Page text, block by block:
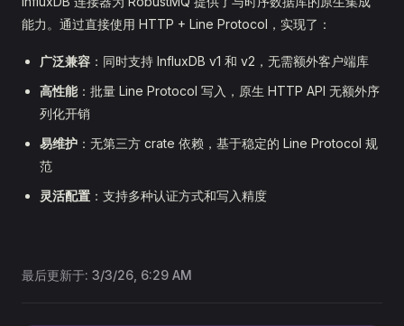
能力。通过直接使用 HTTP + Line Protocol，实现了：
广泛兼容 ：同时支持 InfluxDB v1 和 v2，无需额外客户端库
高性能：批量 Line Protocol 写入，原生 HTTP API 无额外序
列化开销
易维护 ：无第三方 crate 依赖，基于稳定的 Line Protocol 规
范
灵活配置 ：支持多种认证方式和写入精度
最后更新于: 3/3/26, 6:29 AM